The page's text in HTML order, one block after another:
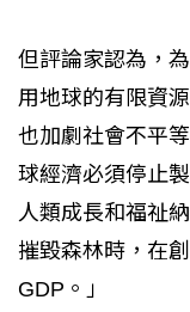
但評論家認為，
用地球的有限資
也加劇社會不平
球經濟必須停止
人類成長和福祉
摧毀森林時，在
GDP。」